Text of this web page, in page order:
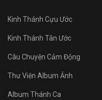
Kinh Thánh Cựu Ước
Kinh Thánh Tân Ước
Câu Chuyện Cảm Động
Thư Viện Album Ảnh
Album Thánh Ca